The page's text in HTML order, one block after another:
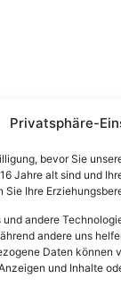
Privatsphäre-
bevor Sie
Jahre alt sind und
Sie Ihre
andere
andere uns
Daten können
und Inhalte